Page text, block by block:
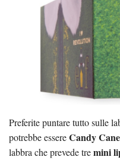
Preferite puntare tutto sulle
potrebbe essereCandy
labbra che prevede tremini